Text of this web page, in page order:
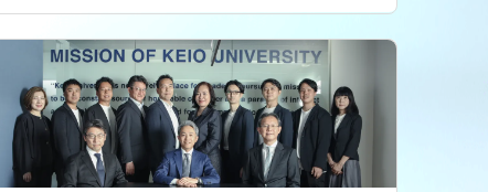
供給を行っています。 その他、事業会社のオープ
ンイノベーションを促進する「CVCファンド」、特
定の投資領域を掲げ業界の活性化を支援する「テー
マ型ファンド」も運用しています。 各地で地域経
済を牽引する魅力あふれる企業を創出するためには
継続的な成長支援が必要であり、また、一支援者だ
けでは十分ではないと考えています。当社はベン